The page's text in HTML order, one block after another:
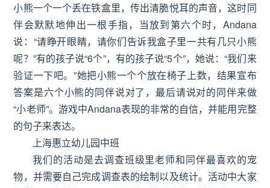
小熊一个一个丢在铁盒里，传出清脆悦耳的声音，这时同
伴会默默地伸出一根手指，当放到第六个时，Andana
说：“请睁开眼睛，请你们告诉我盒子里一共有几只小熊
呢？”有的孩子说“6个”，有的孩子说“5个”，她说：“我们来
验证一下吧。”她把小熊一个个放在椅子上数，结果宣布
答案是六个小熊的同伴说对了，最后请说对的同伴来做
“小老师”。游戏中Andana表现的非常的自信，并能用完整
的句子来表达。
上海惠立幼儿园中班
我们的活动是去调查班级里老师和同伴最喜欢的宠
物，并需要自己完成调查表的绘制以及统计。活动中大家